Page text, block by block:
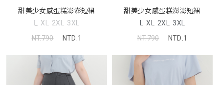
甜美少女感蛋糕澎澎短裙
L XL 2XL 3XL
NT.790
NTD.1
甜美少女感蛋糕澎澎短裙
L XL 2XL 3XL
NT.790
NTD.1